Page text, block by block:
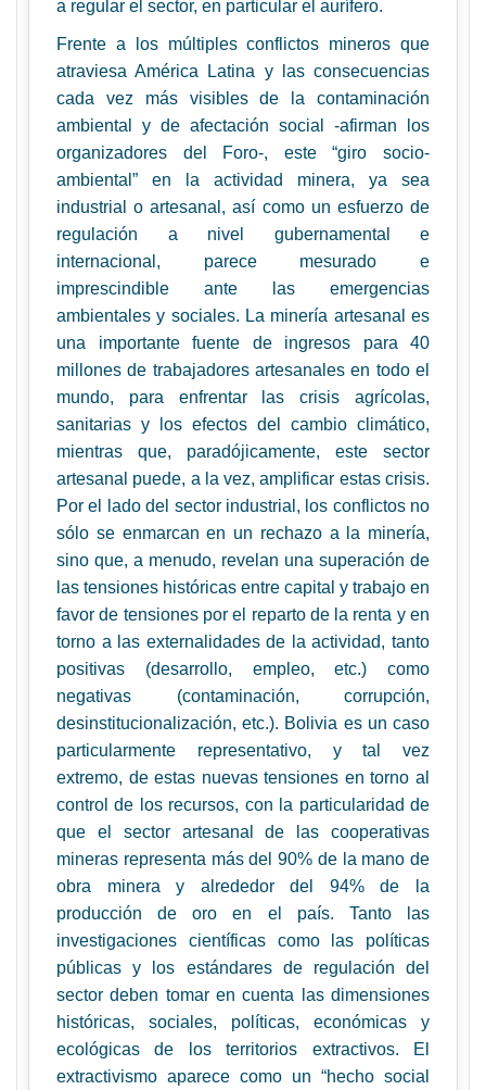
a regular el sector, en particular el aurífero.
Frente a los múltiples conflictos mineros que
atraviesa América Latina y las consecuencias
cada vez más visibles de la contaminación
ambiental y de afectación social -afirman los
organizadores del Foro-, este “giro socio-
ambiental” en la actividad minera, ya sea
industrial o artesanal, así como un esfuerzo de
regulación a nivel gubernamental e
internacional, parece mesurado e
imprescindible ante las emergencias
ambientales y sociales. La minería artesanal es
una importante fuente de ingresos para 40
millones de trabajadores artesanales en todo el
mundo, para enfrentar las crisis agrícolas,
sanitarias y los efectos del cambio climático,
mientras que, paradójicamente, este sector
artesanal puede, a la vez, amplificar estas crisis.
Por el lado del sector industrial, los conflictos no
sólo se enmarcan en un rechazo a la minería,
sino que, a menudo, revelan una superación de
las tensiones históricas entre capital y trabajo en
favor de tensiones por el reparto de la renta y en
torno a las externalidades de la actividad, tanto
positivas (desarrollo, empleo, etc.) como
negativas (contaminación, corrupción,
desinstitucionalización, etc.). Bolivia es un caso
particularmente representativo, y tal vez
extremo, de estas nuevas tensiones en torno al
control de los recursos, con la particularidad de
que el sector artesanal de las cooperativas
mineras representa más del 90% de la mano de
obra minera y alrededor del 94% de la
producción de oro en el país. Tanto las
investigaciones científicas como las políticas
públicas y los estándares de regulación del
sector deben tomar en cuenta las dimensiones
históricas, sociales, políticas, económicas y
ecológicas de los territorios extractivos. El
extractivismo aparece como un “hecho social